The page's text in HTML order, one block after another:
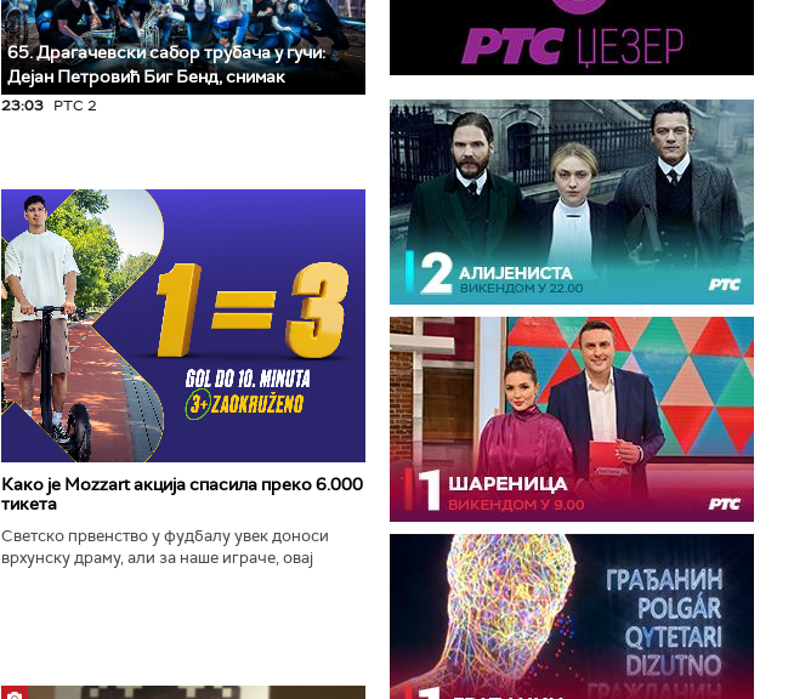
65. Драгачевски сабор трубача у гучи:
Дејан Петровић Биг Бeнд, снимак
23:03 РТС 2
Како је Mozzart акција спасила преко 6.000
тикета
Светско првенство у фудбалу увек доноси
врхунску драму, али за наше играче, овај